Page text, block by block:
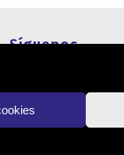
Síguenos
Contacto